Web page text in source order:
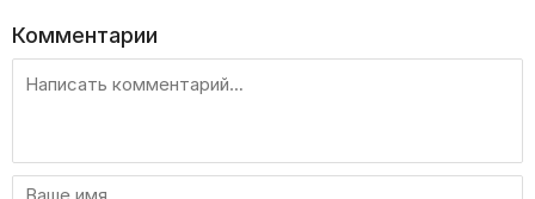
Комментарии